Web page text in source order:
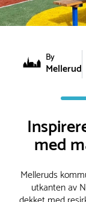
By
Mellerud
med
Melleruds
utkanten av